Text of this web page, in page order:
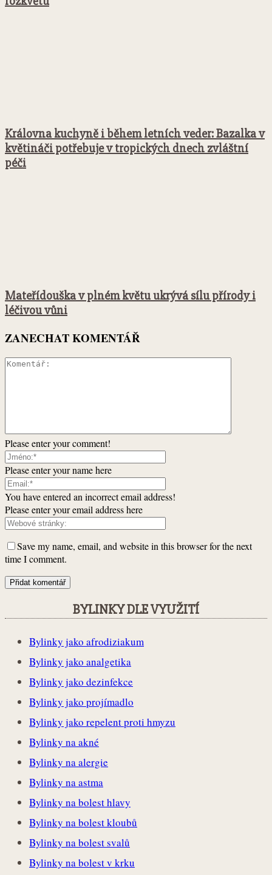
Královna kuchyně i během letních veder: Bazalka v
květináči potřebuje v tropických dnech zvláštní
péči
Mateřídouška v plném květu ukrývá sílu přírody i
léčivou vůni
ZANECHAT KOMENTÁŘ
Please enter your comment!
Please enter your name here
You have entered an incorrect email address!
Please enter your email address here
Save my name, email, and website in this browser for the next
time I comment.
BYLINKY DLE VYUŽITÍ
Bylinky jako afrodiziakum
Bylinky jako analgetika
Bylinky jako dezinfekce
Bylinky jako projímadlo
Bylinky jako repelent proti hmyzu
Bylinky na akné
Bylinky na alergie
Bylinky na astma
Bylinky na bolest hlavy
Bylinky na bolest kloubů
Bylinky na bolest svalů
Bylinky na bolest v krku